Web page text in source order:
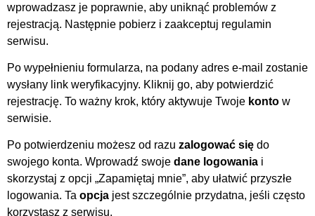
wprowadzasz je poprawnie, aby uniknąć problemów z
rejestracją. Następnie pobierz i zaakceptuj regulamin
serwisu.
Po wypełnieniu formularza, na podany adres e-mail zostanie
wysłany link weryfikacyjny. Kliknij go, aby potwierdzić
rejestrację. To ważny krok, który aktywuje Twoje konto w
serwisie.
Po potwierdzeniu możesz od razu zalogować się do
swojego konta. Wprowadź swoje dane logowania i
skorzystaj z opcji „Zapamiętaj mnie”, aby ułatwić przyszłe
logowania. Ta opcja jest szczególnie przydatna, jeśli często
korzystasz z serwisu.